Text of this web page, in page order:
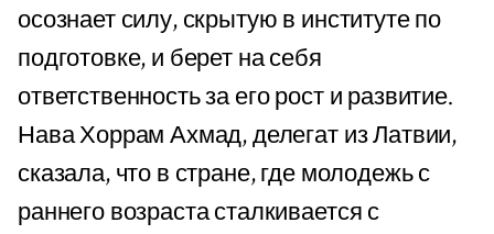
осознает силу, скрытую в институте по
подготовке, и берет на себя
ответственность за его рост и развитие.
Нава Хоррам Ахмад, делегат из Латвии,
сказала, что в стране, где молодежь с
раннего возраста сталкивается с